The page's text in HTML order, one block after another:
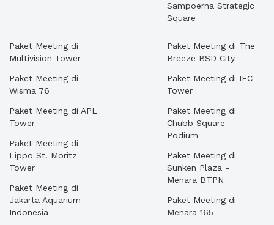
Sampoerna Strategic
Square
Paket Meeting di
Multivision Tower
Paket Meeting di
Wisma 76
Paket Meeting di APL
Tower
Paket Meeting di
Lippo St. Moritz
Tower
Paket Meeting di
Jakarta Aquarium
Indonesia
Paket Meeting di The
Breeze BSD City
Paket Meeting di IFC
Tower
Paket Meeting di
Chubb Square
Podium
Paket Meeting di
Sunken Plaza -
Menara BTPN
Paket Meeting di
Menara 165